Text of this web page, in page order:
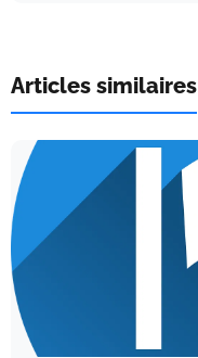
Articles similaires